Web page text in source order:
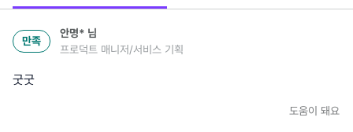
만족
안명* 님
프로덕트 매니저/서비스 기획
굿굿
도움이 돼요